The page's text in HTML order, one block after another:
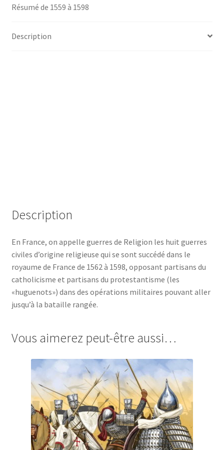
Résumé de 1559 à 1598
Description
Description
En France, on appelle guerres de Religion les huit guerres
civiles d’origine religieuse qui se sont succédé dans le
royaume de France de 1562 à 1598, opposant partisans du
catholicisme et partisans du protestantisme (les
«huguenots») dans des opérations militaires pouvant aller
jusqu’à la bataille rangée.
Vous aimerez peut-être aussi…